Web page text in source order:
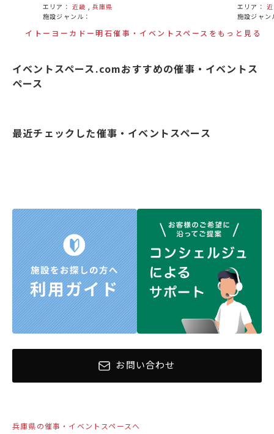
エリア： 近畿 ,兵庫県
施設ジャンル：
エリア：
施設ジャン
イトーヨーカドー明石催事・イベントスペースをもっと見る
イベントスペース.comおすすめの催事・イベントス
ペース
最近チェックした催事・イベントスペース
お問い合わせ
兵庫県の催事・イベントスペースへ